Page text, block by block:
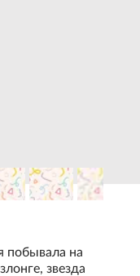
побывала на
звезда